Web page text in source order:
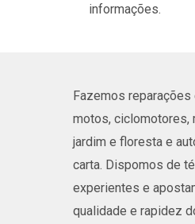
informações.
Fazemos
motos, ciclomotores,
jardim e floresta e
carta. Dispomos de
experientes e
qualidade e rapidez